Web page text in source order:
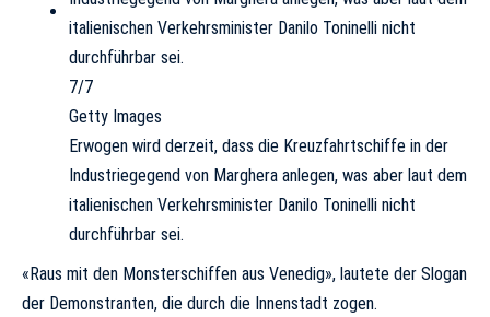
7/7
Getty Images
Erwogen wird derzeit, dass die Kreuzfahrtschiffe in der
Industriegegend von Marghera anlegen, was aber laut dem
italienischen Verkehrsminister Danilo Toninelli nicht
durchführbar sei.
«Raus mit den Monsterschiffen aus Venedig», lautete der Slogan
der Demonstranten, die durch die Innenstadt zogen.